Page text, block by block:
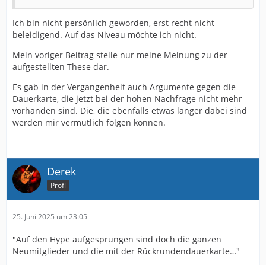
Ich bin nicht persönlich geworden, erst recht nicht
beleidigend. Auf das Niveau möchte ich nicht.
Mein voriger Beitrag stelle nur meine Meinung zu der
aufgestellten These dar.
Es gab in der Vergangenheit auch Argumente gegen die
Dauerkarte, die jetzt bei der hohen Nachfrage nicht mehr
vorhanden sind. Die, die ebenfalls etwas länger dabei sind
werden mir vermutlich folgen können.
Derek
Profi
25. Juni 2025 um 23:05
"Auf den Hype aufgesprungen sind doch die ganzen
Neumitglieder und die mit der Rückrundendauerkarte…"